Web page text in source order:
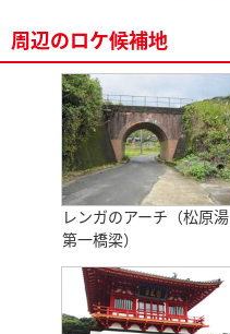
周辺のロケ候補地
レンガのアーチ（松原湯
第一橋梁）